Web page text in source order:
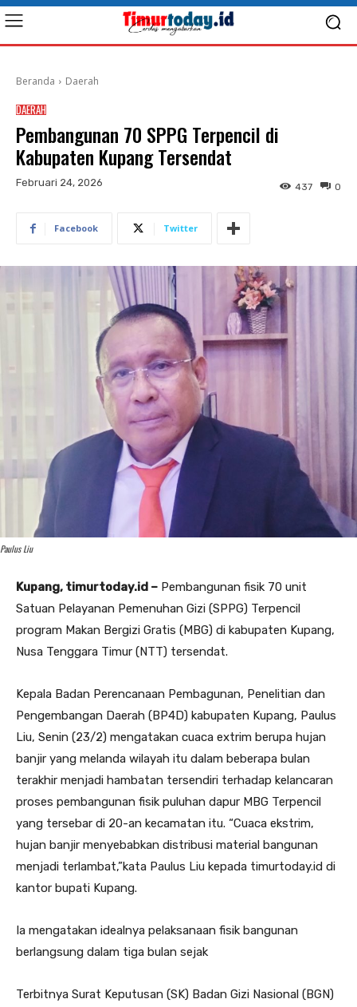
Beranda Daerah
DAERAH
Pembangunan 70 SPPG Terpencil di
Kabupaten Kupang Tersendat
Februari 24, 2026 0
437
Facebook Twitter
Paulus Liu
Kupang, timurtoday.id – Pembangunan fisik 70 unit
Satuan Pelayanan Pemenuhan Gizi (SPPG) Terpencil
program Makan Bergizi Gratis (MBG) di kabupaten Kupang,
Nusa Tenggara Timur (NTT) tersendat.
Kepala Badan Perencanaan Pembagunan, Penelitian dan
Pengembangan Daerah (BP4D) kabupaten Kupang, Paulus
Liu, Senin (23/2) mengatakan cuaca extrim berupa hujan
banjir yang melanda wilayah itu dalam beberapa bulan
terakhir menjadi hambatan tersendiri terhadap kelancaran
proses pembangunan fisik puluhan dapur MBG Terpencil
yang tersebar di 20-an kecamatan itu. “Cuaca ekstrim,
hujan banjir menyebabkan distribusi material bangunan
menjadi terlambat,”kata Paulus Liu kepada timurtoday.id di
kantor bupati Kupang.
Ia mengatakan idealnya pelaksanaan fisik bangunan
berlangsung dalam tiga bulan sejak
Terbitnya Surat Keputusan (SK) Badan Gizi Nasional (BGN)